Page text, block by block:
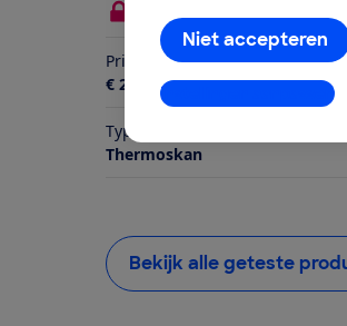
Niet accepteren
Instellingen aanpassen
Prijs
€ 222,-
Type kan
Thermoskan
Bekijk alle geteste